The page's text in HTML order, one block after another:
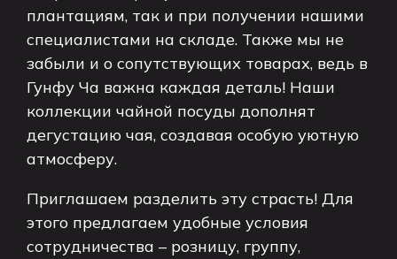
плантациям, так и при получении нашими
специалистами на складе. Также мы не
забыли и о сопутствующих товарах, ведь в
Гунфу Ча важна каждая деталь! Наши
коллекции чайной посуды дополнят
дегустацию чая, создавая особую уютную
атмосферу.
Приглашаем разделить эту страсть! Для
этого предлагаем удобные условия
сотрудничества – розницу, группу,